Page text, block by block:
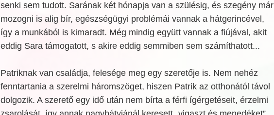
senki sem tudott. Sarának két hónapja van a szülésig, és szegény már
mozogni is alig bír, egészségügyi problémái vannak a hátgerincével,
így a munkából is kimaradt. Még mindig együtt vannak a fiújával, akit
eddig Sara támogatott, s akire eddig semmiben sem számíthatott...
Patriknak van családja, felesége meg egy szeretője is. Nem nehéz
fenntartania a szerelmi háromszöget, hiszen Patrik az otthonától távol
dolgozik. A szerető egy idő után nem bírta a férfi ígérgetéseit, érzelmi